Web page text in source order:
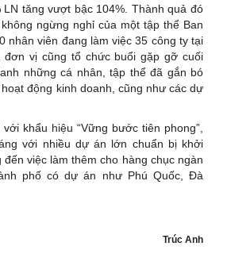
tăng vượt bậc 104%. Thành quả đó
ngừng nghỉ của một tập thể Ban
nhân viên đang làm việc 35 công ty tại
đơn vị cũng tổ chức buổi gặp gỡ cuối
những cá nhân, tập thể đã gắn bó
động kinh doanh, cũng như các dự
khẩu hiệu “Vững bước tiên phong”,
với nhiều dự án lớn chuẩn bị khởi
việc làm thêm cho hàng chục ngàn
phố có dự án như Phú Quốc, Đà
Trúc Anh